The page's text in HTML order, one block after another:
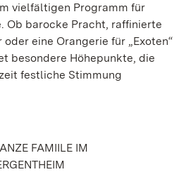
vielfältigen Programm für
Ob barocke Pracht, raffinierte
eine Orangerie für „Exoten“
besondere Höhepunkte, die
festliche Stimmung
FAMIILE IM